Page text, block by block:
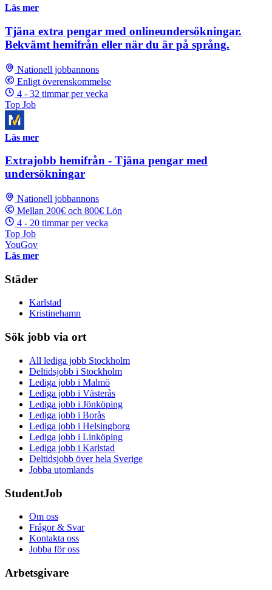
Läs mer
Tjäna extra pengar med onlineundersökningar.
Bekvämt hemifrån eller när du är på språng.
Nationell jobbannons
Enligt överenskommelse
4 - 32 timmar per vecka
Top Job
Läs mer
Extrajobb hemifrån - Tjäna pengar med
undersökningar
Nationell jobbannons
Mellan 200€ och 800€ Lön
4 - 20 timmar per vecka
Top Job
YouGov
Läs mer
Städer
Karlstad
Kristinehamn
Sök jobb via ort
All lediga jobb Stockholm
Deltidsjobb i Stockholm
Lediga jobb i Malmö
Lediga jobb i Västerås
Lediga jobb i Jönköping
Lediga jobb i Borås
Lediga jobb i Helsingborg
Lediga jobb i Linköping
Lediga jobb i Karlstad
Deltidsjobb över hela Sverige
Jobba utomlands
StudentJob
Om oss
Frågor & Svar
Kontakta oss
Jobba för oss
Arbetsgivare